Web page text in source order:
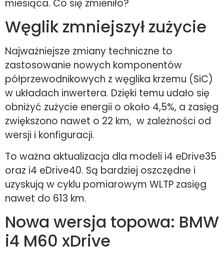
miesiąca. Co się zmieniło?
Węglik zmniejszył zużycie
Najważniejsze zmiany techniczne to
zastosowanie nowych komponentów
półprzewodnikowych z węglika krzemu (SiC)
w układach inwertera. Dzięki temu udało się
obniżyć zużycie energii o około 4,5%, a zasięg
zwiększono nawet o 22 km, w zależności od
wersji i konfiguracji.
To ważna aktualizacja dla modeli i4 eDrive35
oraz i4 eDrive40. Są bardziej oszczędne i
uzyskują w cyklu pomiarowym WLTP zasięg
nawet do 613 km.
Nowa wersja topowa: BMW
i4 M60 xDrive